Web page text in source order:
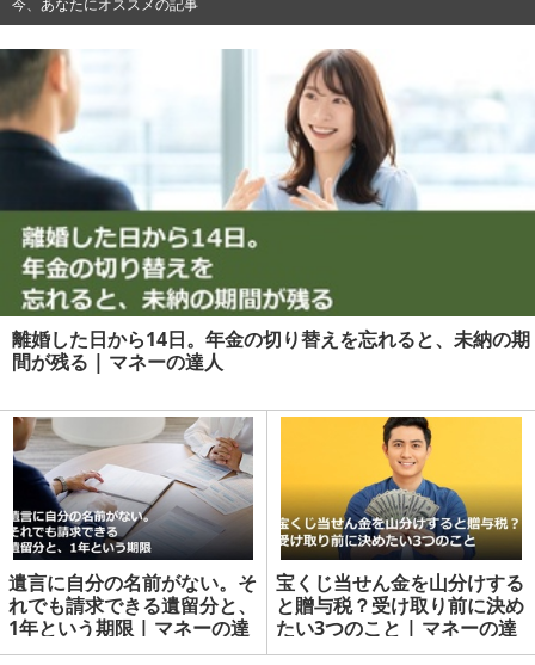
今、あなたにオススメの記事
離婚した日から14日。年金の切り替えを忘れると、未納の期
間が残る | マネーの達人
遺言に自分の名前がない。そ
れでも請求できる遺留分と、
1年という期限 | マネーの達
人
宝くじ当せん金を山分けする
と贈与税？受け取り前に決め
たい3つのこと | マネーの達
人